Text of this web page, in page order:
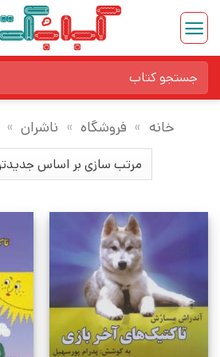
Skip
content
برای:
خانه » فروشگاه » ناشران »